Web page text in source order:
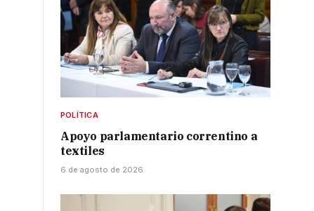
POLÍTICA
Apoyo parlamentario correntino a
textiles
6 de agosto de 2026